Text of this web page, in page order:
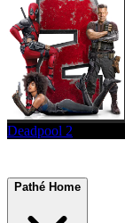
Deadpool 2
Pathé Home